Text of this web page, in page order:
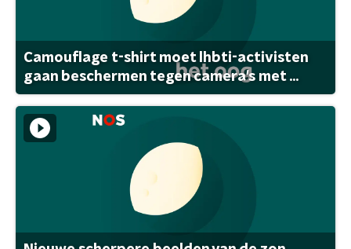
Camouflage t-shirt moet lhbti-activisten
gaan beschermen tegen camera's met ...